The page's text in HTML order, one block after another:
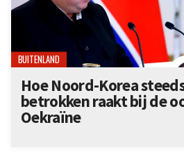
BUITENLAND
Hoe Noord-Korea
betrokken raakt bij de
Oekraïne